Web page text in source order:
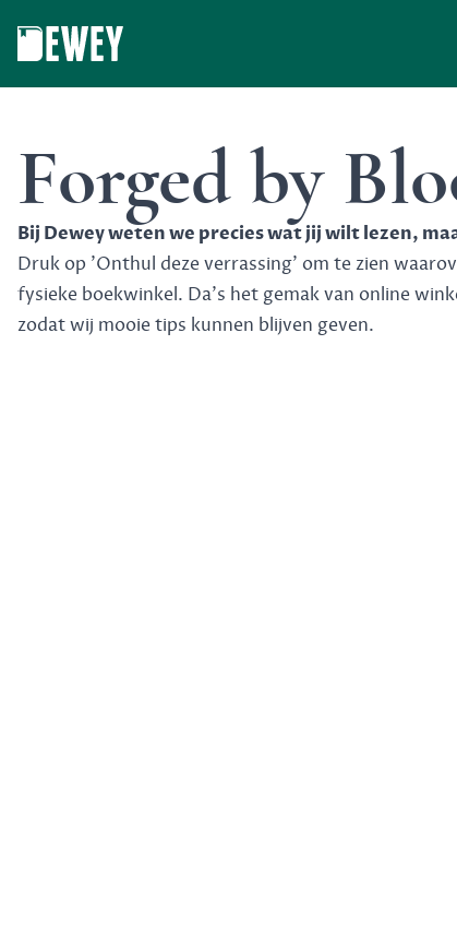
Forged by
Bij Dewey weten we precies wat jij wilt lezen,
Druk op 'Onthul deze verrassing' om te zien
fysieke boekwinkel. Da's het gemak van online
zodat wij mooie tips kunnen blijven geven.